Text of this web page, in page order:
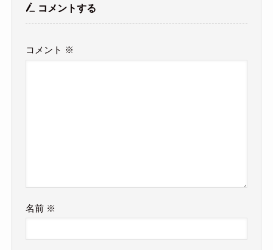
コメントする
コメント ※
名前 ※